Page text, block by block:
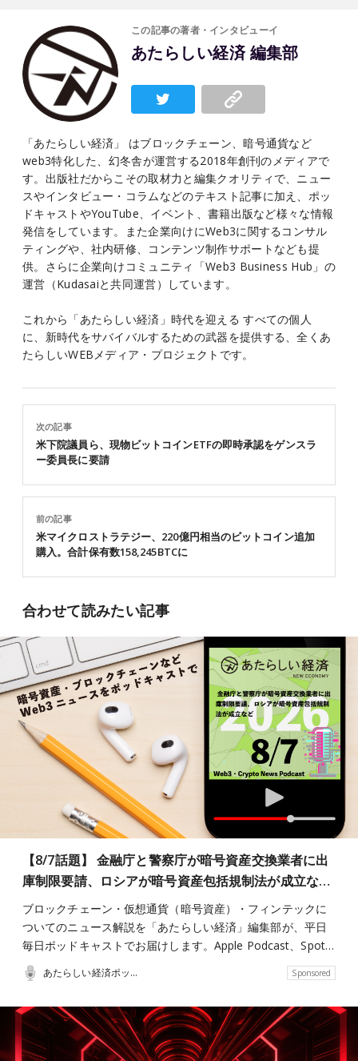
この記事の著者・インタビューイ
あたらしい経済 編集部
「あたらしい経済」 はブロックチェーン、暗号通貨など
web3特化した、幻冬舎が運営する2018年創刊のメディアで
す。出版社だからこその取材力と編集クオリティで、ニュー
スやインタビュー・コラムなどのテキスト記事に加え、ポッ
ドキャストやYouTube、イベント、書籍出版など様々な情報
発信をしています。また企業向けにWeb3に関するコンサル
ティングや、社内研修、コンテンツ制作サポートなども提
供。さらに企業向けコミュニティ「Web3 Business Hub」の
運営（Kudasaiと共同運営）しています。
これから「あたらしい経済」時代を迎える すべての個人
に、新時代をサバイバルするための武器を提供する、全くあ
たらしいWEBメディア・プロジェクトです。
前の記事
米マイクロストラテジー、220億円相当のビットコイン追加
購入。合計保有数158,245BTCに
次の記事
米下院議員ら、現物ビットコインETFの即時承認をゲンスラ
ー委員長に要請
合わせて読みたい記事
【8/7話題】 金融庁と警察庁が暗号資産交換業者に出
庫制限要請、ロシアが暗号資産包括規制法が成立な…
ブロックチェーン・仮想通貨（暗号資産）・フィンテックに
ついてのニュース解説を「あたらしい経済」編集部が、平日
毎日ポッドキャストでお届けします。Apple Podcast、Spot…
あたらしい経済ポッドキャスト Sponsored